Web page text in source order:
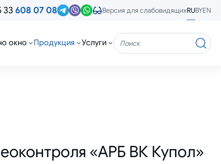
33 608 07 08 Версия для слабовидящихRUBYEN
окно Продукция Услуги Поиск
«АРБ ВК Купол»